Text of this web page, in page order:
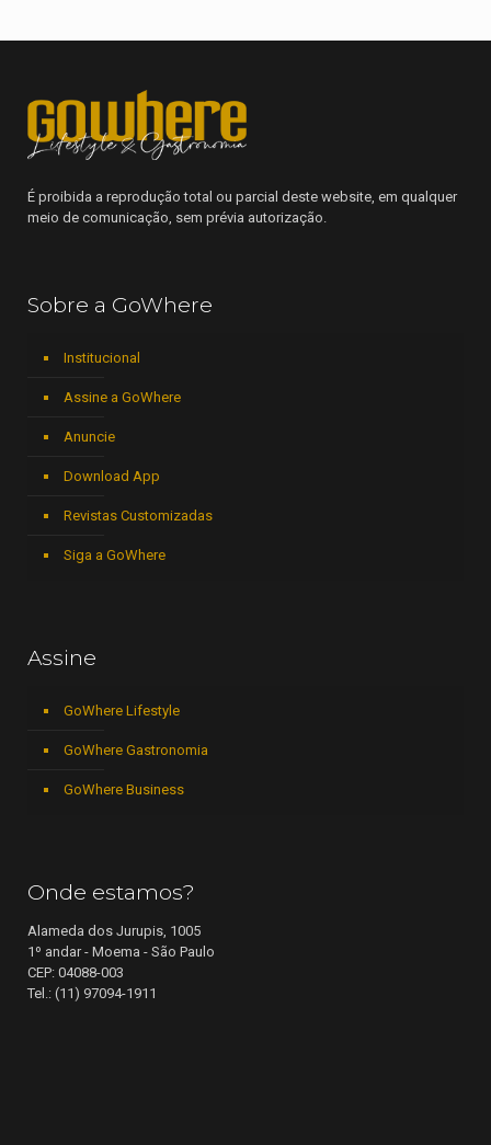
É proibida a reprodução total ou parcial deste website, em qualquer
meio de comunicação, sem prévia autorização.
Sobre a GoWhere
Institucional
Assine a GoWhere
Anuncie
Download App
Revistas Customizadas
Siga a GoWhere
Assine
GoWhere Lifestyle
GoWhere Gastronomia
GoWhere Business
Onde estamos?
Alameda dos Jurupis, 1005
1º andar - Moema - São Paulo
CEP: 04088-003
Tel.: (11) 97094-1911